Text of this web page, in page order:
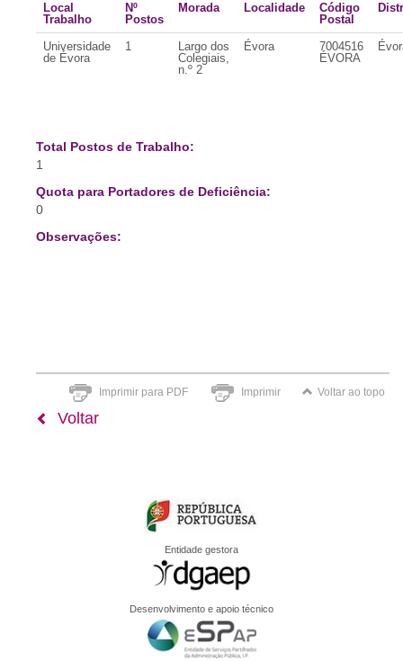
Local
Trabalho
Nº
Postos
Morada Localidade
Código
Postal
Universidade
de Évora
1
Largo dos
Colegiais,
n.º 2
Évora
7004516
ÉVORA
Total Postos de Trabalho:
1
Quota para Portadores de Deficiência:
0
Observações:
Imprimir para PDF Imprimir Voltar ao topo
Voltar
Entidade gestora
Desenvolvimento e apoio técnico